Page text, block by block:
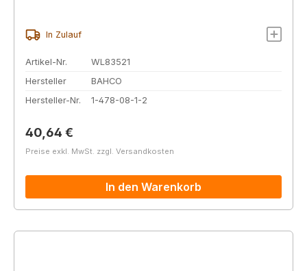
In Zulauf
Artikel-Nr.
WL83521
Hersteller
BAHCO
Hersteller-Nr.
1-478-08-1-2
Regulärer Preis:
40,64 €
Preise exkl. MwSt. zzgl. Versandkosten
In den Warenkorb